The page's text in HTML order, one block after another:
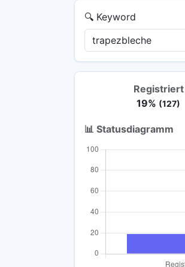
🔍 Keyword
Registriert
19% (127)
📊 Statusdiagramm